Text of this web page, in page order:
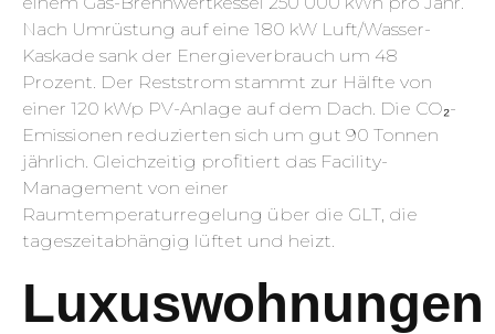
Nach Umrüstung auf eine 180 kW Luft/Wasser-
Kaskade sank der Energieverbrauch um 48
Prozent. Der Reststrom stammt zur Hälfte von
einer 120 kWp PV-Anlage auf dem Dach. Die CO₂-
Emissionen reduzierten sich um gut 90 Tonnen
jährlich. Gleichzeitig profitiert das Facility-
Management von einer
Raumtemperaturregelung über die GLT, die
tageszeitabhängig lüftet und heizt.
Luxuswohnungen